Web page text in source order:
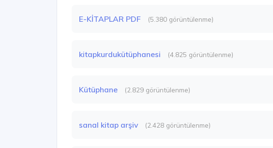
E-KİTAPLAR PDF (5.380 görüntülenme)
kitapkurdukütüphanesi (4.825 görüntülenme)
Kütüphane (2.829 görüntülenme)
sanal kitap arşiv (2.428 görüntülenme)